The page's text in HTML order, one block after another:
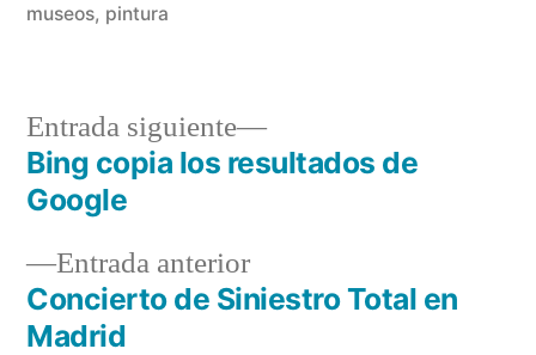
Álvarez
museos, pintura
Navegación
entradas
Entrada anteriorEntrada
anterior:
Concierto de Siniestro Total en
Madrid
Entrada siguiente
Entrada
siguiente:
Bing copia los resultados de
Google